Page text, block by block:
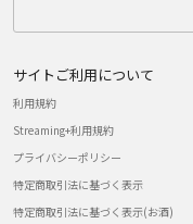
サイトご利用について
利用規約
Streaming+利用規約
プライバシーポリシー
特定商取引法に基づく表示
特定商取引法に基づく表示(お酒)